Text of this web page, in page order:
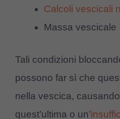
Calcoli vescicali
Massa vescicale
Tali condizioni
possono far sì che
nella vescica,
quest’ultima o un’